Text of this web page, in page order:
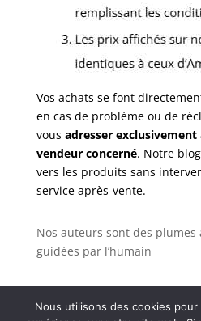
Vos achats se font
en cas de problème ou de
vous adresser exclusivement
vendeur concerné. Notre
vers les produits sans
service après-vente.
Nos auteurs sont des plumes
guidées par l’humain
Nous utilisons des cookies